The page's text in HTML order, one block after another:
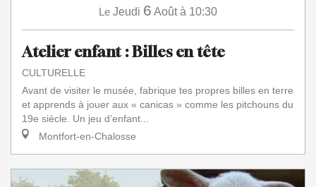
Le Jeudi 6 Août à 10:30
Atelier enfant : Billes en tête
CULTURELLE
Avant de visiter le musée, fabrique tes propres billes en terre
et apprends à jouer aux « canicas » comme les pitchouns du
19e siècle. Un jeu d’enfant...
Montfort-en-Chalosse